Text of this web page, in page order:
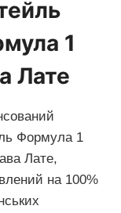
1
Лате
Формула 1
Лате,
​​на 100%